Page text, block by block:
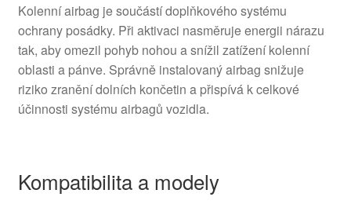
Kolenní airbag je součástí doplňkového systému
ochrany posádky. Při aktivaci nasměruje energii nárazu
tak, aby omezil pohyb nohou a snížil zatížení kolenní
oblasti a pánve. Správně instalovaný airbag snižuje
riziko zranění dolních končetin a přispívá k celkové
účinnosti systému airbagů vozidla.
Kompatibilita a modely